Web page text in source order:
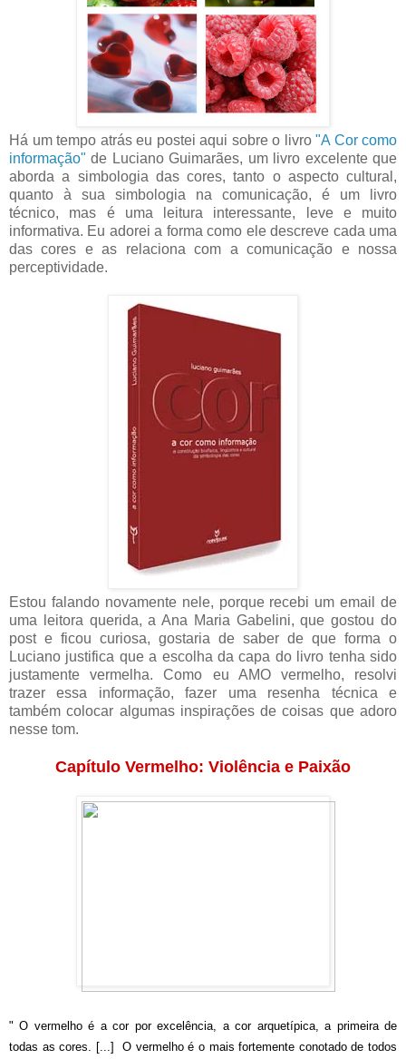
Há um tempo atrás eu postei aqui sobre o livro "A Cor como
informação" de Luciano Guimarães, um livro excelente que
aborda a simbologia das cores, tanto o aspecto cultural,
quanto à sua simbologia na comunicação, é um livro
técnico, mas é uma leitura interessante, leve e muito
informativa. Eu adorei a forma como ele descreve cada uma
das cores e as relaciona com a comunicação e nossa
perceptividade.
Estou falando novamente nele, porque recebi um email de
uma leitora querida, a Ana Maria Gabelini, que gostou do
post e ficou curiosa, gostaria de saber de que forma o
Luciano justifica que a escolha da capa do livro tenha sido
justamente vermelha. Como eu AMO vermelho, resolvi
trazer essa informação, fazer uma resenha técnica e
também colocar algumas inspirações de coisas que adoro
nesse tom.
Capítulo Vermelho: Violência e Paixão
" O vermelho é a cor por excelência, a cor arquetípica, a primeira de
todas as cores. [...] O vermelho é o mais fortemente conotado de todos